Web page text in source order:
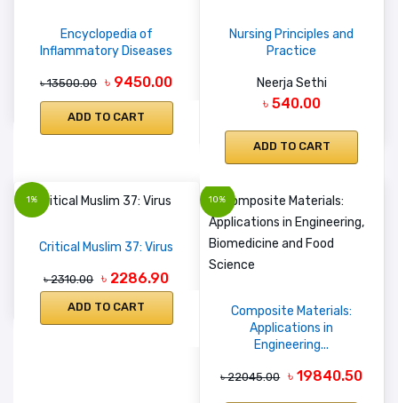
Encyclopedia of
Inflammatory Diseases
৳ 13500.00 ৳ 9450.00
ADD TO CART
Nursing Principles and
Practice
Neerja Sethi
৳ 540.00
ADD TO CART
1%
Critical Muslim 37: Virus
৳ 2310.00 ৳ 2286.90
ADD TO CART
10%
Composite Materials:
Applications in
Engineering...
৳ 22045.00 ৳ 19840.50